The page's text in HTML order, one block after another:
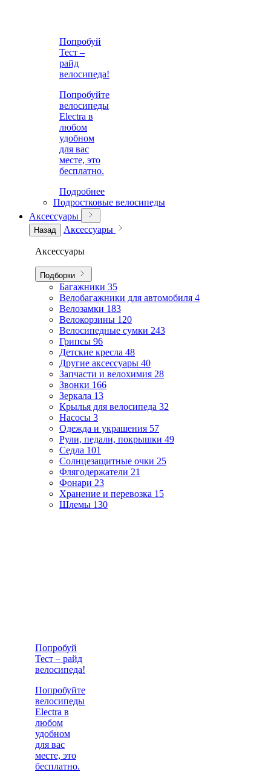
Попробуй
Тест –
райд
велосипеда!
Попробуйте
велосипеды
Electra в
любом
удобном
для вас
месте, это
бесплатно.
Подробнее
Подростковые велосипеды
Аксессуары
Назад Аксессуары
Аксессуары
Подборки
Багажники 35
Велобагажники для автомобиля 4
Велозамки 183
Велокорзины 120
Велосипедные сумки 243
Грипсы 96
Детские кресла 48
Другие аксессуары 40
Запчасти и велохимия 28
Звонки 166
Зеркала 13
Крылья для велосипеда 32
Насосы 3
Одежда и украшения 57
Рули, педали, покрышки 49
Седла 101
Солнцезащитные очки 25
Флягодержатели 21
Фонари 23
Хранение и перевозка 15
Шлемы 130
Попробуй
Тест – райд
велосипеда!
Попробуйте
велосипеды
Electra в
любом
удобном
для вас
месте, это
бесплатно.